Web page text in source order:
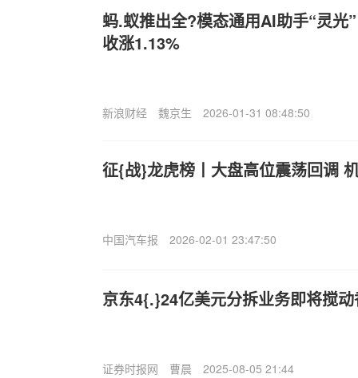
蚂.蚁推出全?模态通用AI助手“灵光
收涨1.13%
新浪财经 魏京生 2026-01-31 08:48:50
征{战}龙虎榜丨大盘高位震荡回调
中国汽车报 2026-02-01 23:47:50
京东4{.}24亿美元分拆业务即将搅
证券时报网 曹晨 2025-08-05 21:44